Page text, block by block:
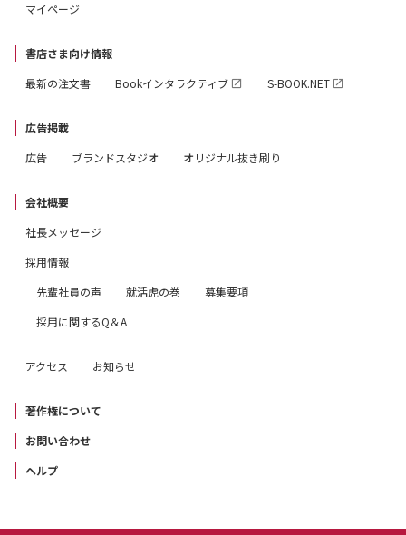
マイページ
書店さま向け情報
最新の注文書
Bookインタラクティブ S-BOOK.NET
広告掲載
広告
ブランドスタジオ オリジナル抜き刷り
会社概要
社長メッセージ
採用情報
先輩社員の声
就活虎の巻
募集要項
採用に関するQ＆A
アクセス お知らせ
著作権について
お問い合わせ
ヘルプ